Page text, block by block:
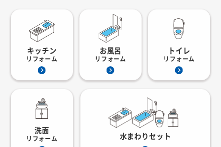
キッチン
リフォーム
お風呂
リフォーム
トイレ
リフォーム
洗面
リフォーム 水まわりセット